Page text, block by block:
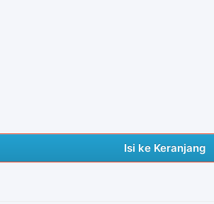
Isi ke Keranjang